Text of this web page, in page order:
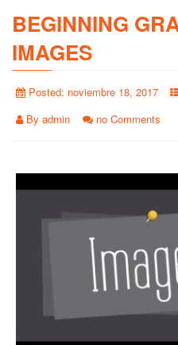
BEGINNING
IMAGES
Posted: noviembre 18, 2017
By admin no Comments